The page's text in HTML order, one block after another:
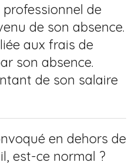
de
de son absence.
aux frais de
son absence.
de son salaire
en dehors de
est-ce normal ?